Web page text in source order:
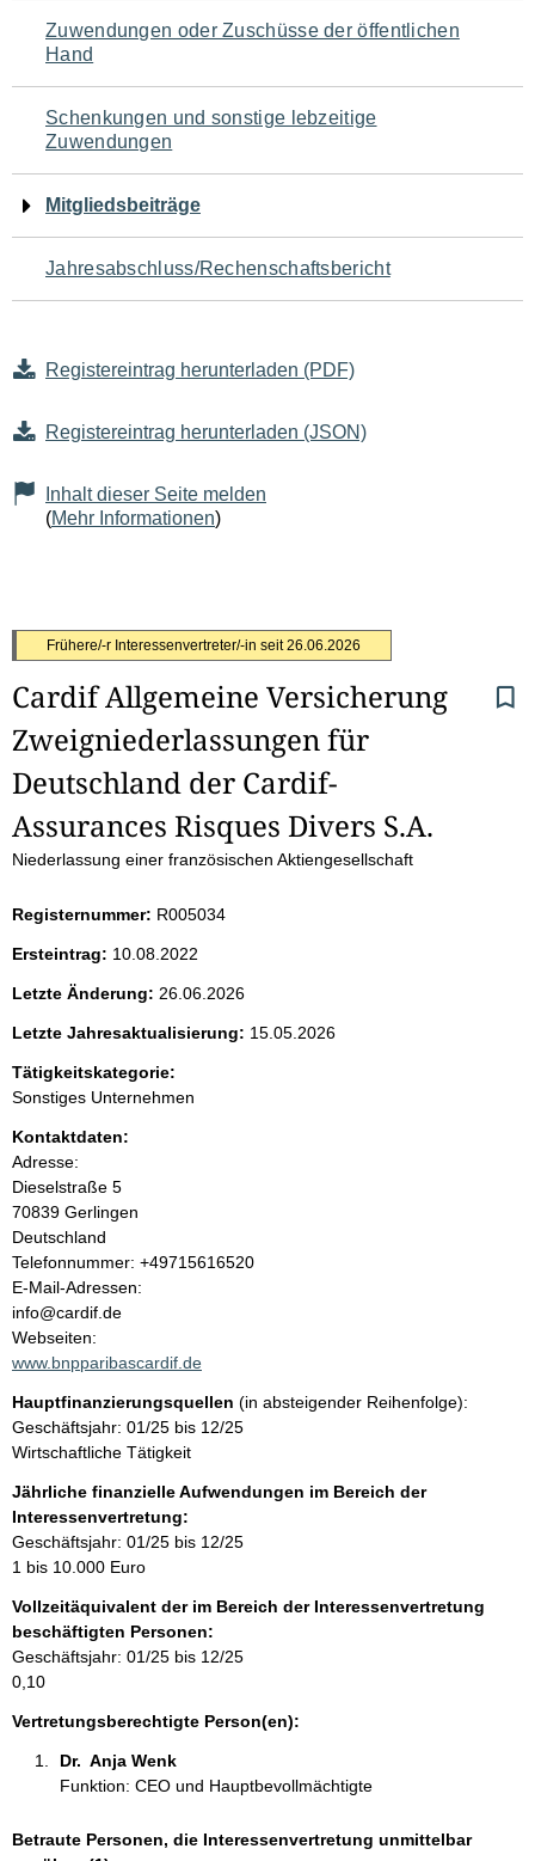
Zuwendungen oder Zuschüsse der öffentlichen
Hand
Schenkungen und sonstige lebzeitige
Zuwendungen
Mitgliedsbeiträge
Jahresabschluss/Rechenschaftsbericht
Registereintrag herunterladen (PDF)
Registereintrag herunterladen (JSON)
Inhalt dieser Seite melden
(Mehr Informationen)
S
e
i
t
e
n
i
n
h
a
l
t
Frühere/-r Interessenvertreter/-in seit 26.06.2026
Cardif Allgemeine Versicherung
Zweigniederlassungen für
Deutschland der Cardif-
Assurances Risques Divers S.A.
Niederlassung einer französischen Aktiengesellschaft
Registernummer: R005034
Ersteintrag: 10.08.2022
Letzte Änderung: 26.06.2026
Letzte Jahresaktualisierung: 15.05.2026
Tätigkeitskategorie:
Sonstiges Unternehmen
Kontaktdaten:
Adresse:
Dieselstraße 5
70839 Gerlingen
Deutschland
K
o
n
t
a
t
i
n
f
o
r
m
t
i
o
n
e
Telefonnummer: +49715616520
E-Mail-Adressen:
info@cardif.de
Webseiten:
www.bnpparibascardif.de
Hauptfinanzierungsquellen (in absteigender Reihenfolge):
Geschäftsjahr: 01/25 bis 12/25
Wirtschaftliche Tätigkeit
Jährliche finanzielle Aufwendungen im Bereich der
Interessenvertretung:
Geschäftsjahr: 01/25 bis 12/25
1 bis 10.000 Euro
Vollzeitäquivalent der im Bereich der Interessenvertretung
beschäftigten Personen:
Geschäftsjahr: 01/25 bis 12/25
0,10
Vertretungsberechtigte Person(en):
Dr.  Anja Wenk
Funktion: CEO und Hauptbevollmächtigte
Betraute Personen, die Interessenvertretung unmittelbar